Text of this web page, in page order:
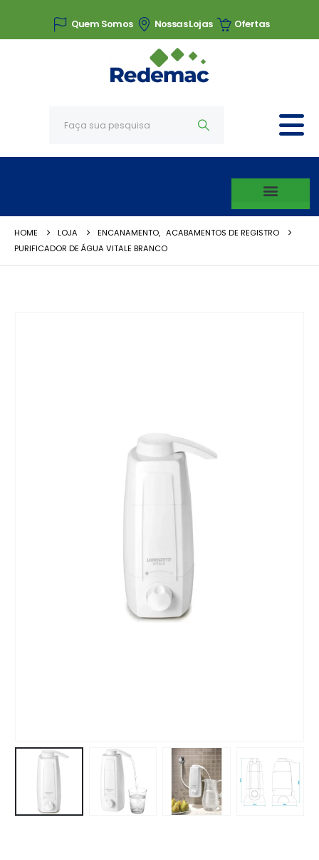
Quem Somos Nossas Lojas Ofertas
HOME LOJA ENCANAMENTO, ACABAMENTOS DE REGISTRO
PURIFICADOR DE ÁGUA VITALE BRANCO